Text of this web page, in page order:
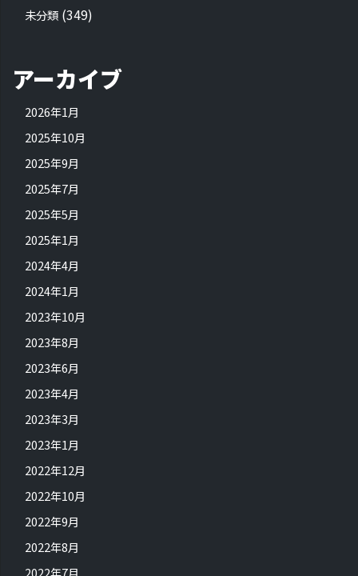
未分類 (349)
アーカイブ
2026年1月
2025年10月
2025年9月
2025年7月
2025年5月
2025年1月
2024年4月
2024年1月
2023年10月
2023年8月
2023年6月
2023年4月
2023年3月
2023年1月
2022年12月
2022年10月
2022年9月
2022年8月
2022年7月